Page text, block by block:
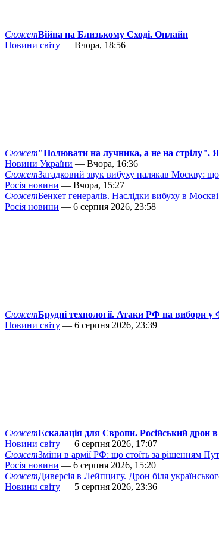
СюжетВійна на Близькому Сході. Онлайн
Новини світу — Вчора, 18:56
Сюжет"Полювати на лучника, а не на стрілу".
Новини України — Вчора, 16:36
СюжетЗагадковий звук вибуху налякав Москву:
Росія новини — Вчора, 15:27
СюжетБенкет генералів. Наслідки вибуху в Москві
Росія новини — 6 серпня 2026, 23:58
СюжетБрудні технології. Атаки РФ на вибори у
Новини світу — 6 серпня 2026, 23:39
СюжетЕскалація для Європи. Російський дрон
Новини світу — 6 серпня 2026, 17:07
СюжетЗміни в армії РФ: що стоїть за рішенням
Росія новини — 6 серпня 2026, 15:20
СюжетДиверсія в Лейпцигу. Дрон біля
Новини світу — 5 серпня 2026, 23:36